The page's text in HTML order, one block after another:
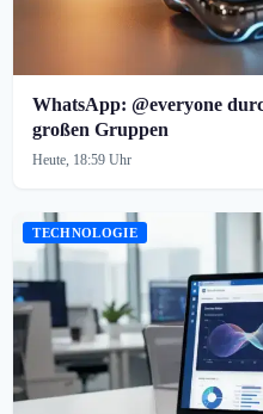
WhatsApp: @everyone
großen Gruppen
Heute, 18:59 Uhr
TECHNOLOGIE